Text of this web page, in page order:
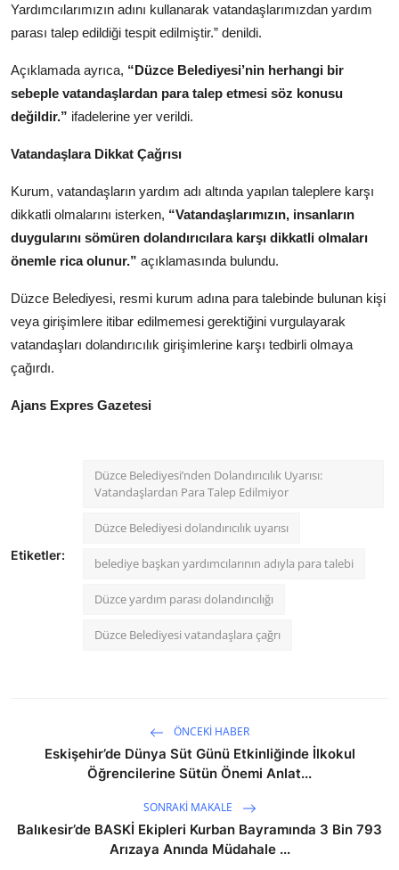
Yardımcılarımızın adını kullanarak vatandaşlarımızdan yardım
parası talep edildiği tespit edilmiştir.” denildi.
Açıklamada ayrıca, “Düzce Belediyesi’nin herhangi bir
sebeple vatandaşlardan para talep etmesi söz konusu
değildir.” ifadelerine yer verildi.
Vatandaşlara Dikkat Çağrısı
Kurum, vatandaşların yardım adı altında yapılan taleplere karşı
dikkatli olmalarını isterken, “Vatandaşlarımızın, insanların
duygularını sömüren dolandırıcılara karşı dikkatli olmaları
önemle rica olunur.” açıklamasında bulundu.
Düzce Belediyesi, resmi kurum adına para talebinde bulunan kişi
veya girişimlere itibar edilmemesi gerektiğini vurgulayarak
vatandaşları dolandırıcılık girişimlerine karşı tedbirli olmaya
çağırdı.
Ajans Expres Gazetesi
Etiketler:
Düzce Belediyesi’nden Dolandırıcılık Uyarısı:
Vatandaşlardan Para Talep Edilmiyor
Düzce Belediyesi dolandırıcılık uyarısı
belediye başkan yardımcılarının adıyla para talebi
Düzce yardım parası dolandırıcılığı
Düzce Belediyesi vatandaşlara çağrı
ÖNCEKI HABER
Eskişehir’de Dünya Süt Günü Etkinliğinde İlkokul
Öğrencilerine Sütün Önemi Anlat...
SONRAKI MAKALE
Balıkesir’de BASKİ Ekipleri Kurban Bayramında 3 Bin 793
Arızaya Anında Müdahale ...